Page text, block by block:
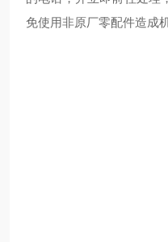
免使用非原厂零配件造成